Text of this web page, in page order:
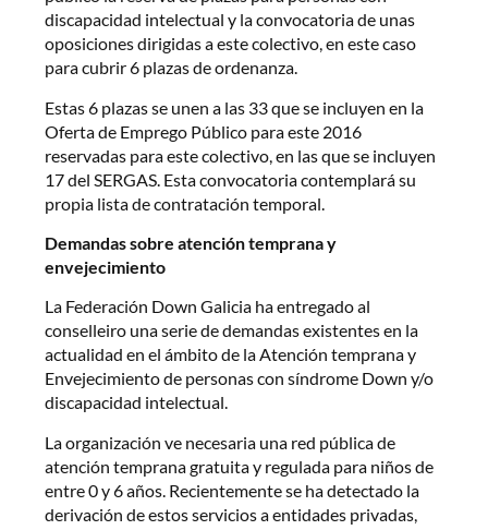
discapacidad intelectual y la convocatoria de unas
oposiciones dirigidas a este colectivo, en este caso
para cubrir 6 plazas de ordenanza.
Estas 6 plazas se unen a las 33 que se incluyen en la
Oferta de Emprego Público para este 2016
reservadas para este colectivo, en las que se incluyen
17 del SERGAS. Esta convocatoria contemplará su
propia lista de contratación temporal.
Demandas sobre atención temprana y
envejecimiento
La Federación Down Galicia ha entregado al
conselleiro una serie de demandas existentes en la
actualidad en el ámbito de la Atención temprana y
Envejecimiento de personas con síndrome Down y/o
discapacidad intelectual.
La organización ve necesaria una red pública de
atención temprana gratuita y regulada para niños de
entre 0 y 6 años. Recientemente se ha detectado la
derivación de estos servicios a entidades privadas,